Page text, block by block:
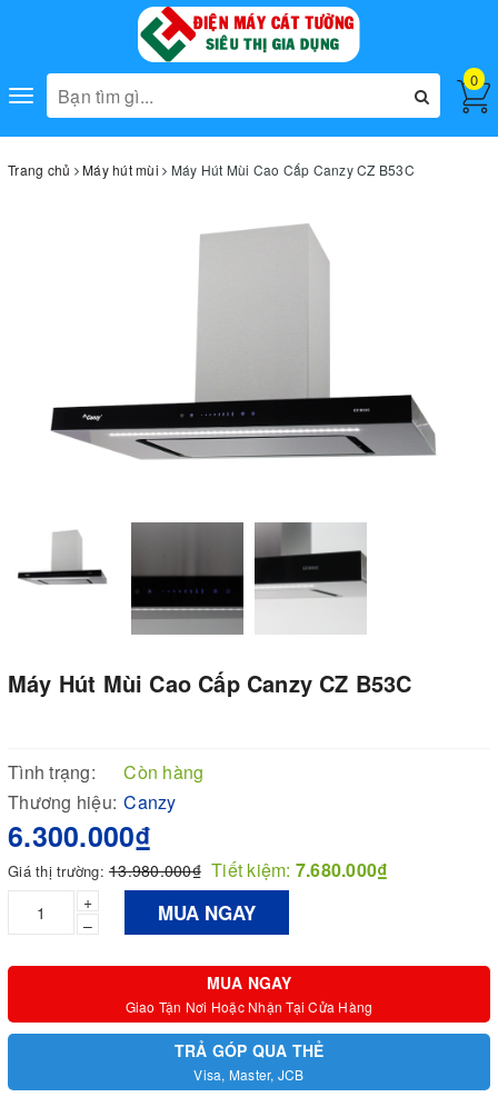
Toggle
navigation
0
Trang chủ Máy hút mùi Máy Hút Mùi Cao Cấp Canzy CZ B53C
Máy Hút Mùi Cao Cấp Canzy CZ B53C
Tình trạng:
Còn hàng
Thương hiệu: Canzy
6.300.000₫
Giá thị trường: 13.980.000₫ Tiết kiệm: 7.680.000₫
+
–
MUA NGAY
MUA NGAY
Giao Tận Nơi Hoặc Nhận Tại Cửa Hàng
TRẢ GÓP QUA THẺ
Visa, Master, JCB